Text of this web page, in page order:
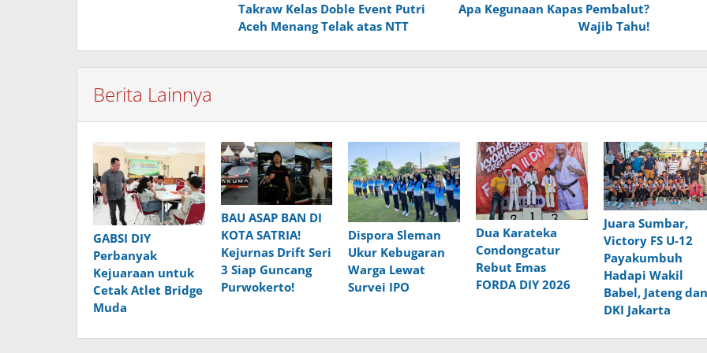
pos
Takraw Kelas Doble Event Putri
Aceh Menang Telak atas NTT
Apa Kegunaan Kapas Pembalut?
Wajib Tahu!
Berita Lainnya
GABSI DIY
Perbanyak
Kejuaraan untuk
Cetak Atlet Bridge
Muda
BAU ASAP BAN DI
KOTA SATRIA!
Kejurnas Drift Seri
3 Siap Guncang
Purwokerto!
Dispora Sleman
Ukur Kebugaran
Warga Lewat
Survei IPO
Dua Karateka
Condongcatur
Rebut Emas
FORDA DIY 2026
Juara Sumbar,
Victory FS U-12
Payakumbuh
Hadapi Wakil
Babel, Jateng dan
DKI Jakarta